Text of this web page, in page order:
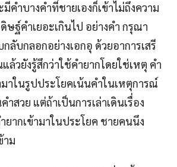
คำบางคำที่ชายเองก็เข้าไม่ถึงความ
ฐ์คำเยอะเกินไป อย่างคำ กรุณา
ลับกลอกอย่างเอกอุ ด้วยอาการเสรี
ล้วยังรู้สึกว่าใช้คำยากโดยใช่เหตุ คำ
าในรูปประโยคเน้นคำในเหตุการณ์
สวย แต่ถ้าเป็นการเล่าเดินเรื่อง
ยากเข้ามาในประโยค ชายคนนึง
าม